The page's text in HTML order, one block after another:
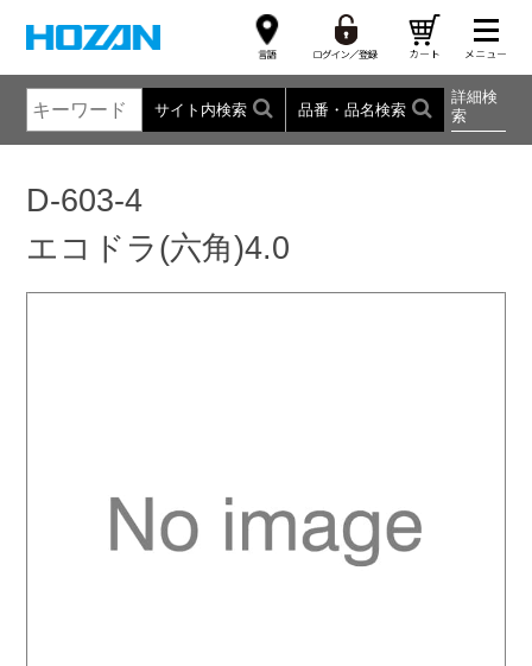
サイト内検索 品番・品名検索
詳細検
索
D-603-4
エコドラ(六角)4.0